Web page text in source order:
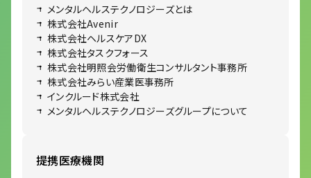
メンタルヘルステクノロジーズとは
株式会社Avenir
株式会社ヘルスケアDX
株式会社タスクフォース
株式会社明照会労働衛生コンサルタント事務所
株式会社みらい産業医事務所
インクルード株式会社
メンタルヘルステクノロジーズグループについて
提携医療機関